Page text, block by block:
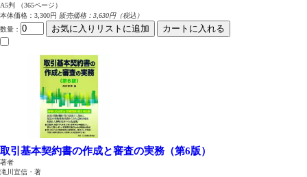
A5判 （365ページ）
本体価格：3,300円 販売価格：3,630円（税込）
数量 ： お気に入りリストに追加 カートに入れる
取引基本契約書の作成と審査の実務（第6版）
著者
滝川宜信・著